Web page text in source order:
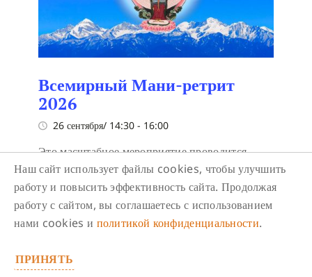
Всемирный Мани-ретрит
2026
26 сентября/ 14:30 - 16:00
Это масштабное мероприятие проводится
впервые и посвящено счастью и просветлению
всех живых существ.
Наш сайт использует файлы cookies, чтобы улучшить
работу и повысить эффективность сайта. Продолжая
работу с сайтом, вы соглашаетесь с использованием
нами cookies и политикой конфиденциальности.
ПРИНЯТЬ